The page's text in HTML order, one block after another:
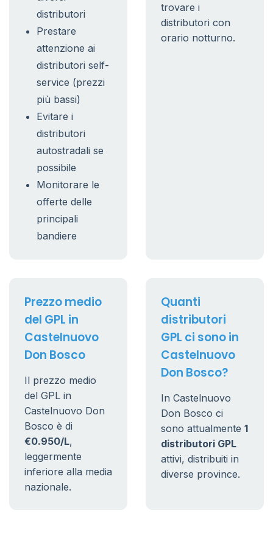
distributori
Prestare
attenzione ai
distributori self-
service (prezzi
più bassi)
Evitare i
distributori
autostradali se
possibile
Monitorare le
offerte delle
principali
bandiere
trovare i
distributori con
orario notturno.
Prezzo medio
del GPL in
Castelnuovo
Don Bosco
Il prezzo medio
del GPL in
Castelnuovo Don
Bosco è di
€0.950/L,
leggermente
inferiore alla media
nazionale.
Quanti
distributori
GPL ci sono in
Castelnuovo
Don Bosco?
In Castelnuovo
Don Bosco ci
sono attualmente 1
distributori GPL
attivi, distribuiti in
diverse province.